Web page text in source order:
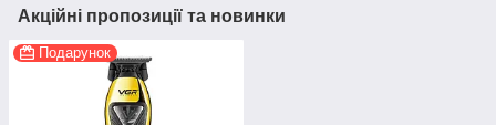
Акційні пропозиції та новинки
Подарунок